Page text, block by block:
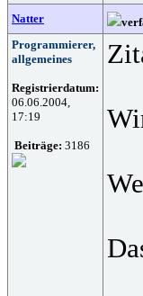
Natter
Programmierer,
allgemeines
Registrierdatum:
06.06.2004,
17:19
Beiträge: 3186